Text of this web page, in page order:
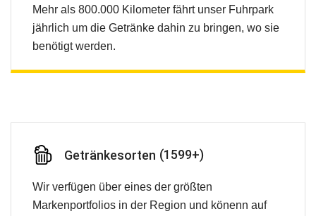
Mehr als 800.000 Kilometer fährt unser Fuhrpark
jährlich um die Getränke dahin zu bringen, wo sie
benötigt werden.
Getränkesorten (2255+)
Wir verfügen über eines der größten
Markenportfolios in der Region und könenn auf